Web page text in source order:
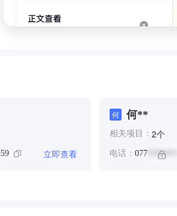
59 立即查看
何 何**
相关项目： 2个
电话： 077 *******